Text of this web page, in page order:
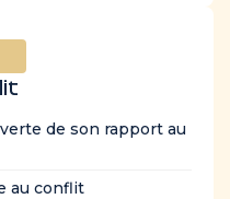
de son rapport au
au conflit